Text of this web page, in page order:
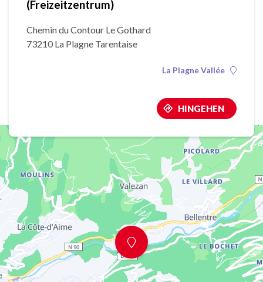
(Freizeitzentrum)
Chemin du Contour Le Gothard
73210 La Plagne Tarentaise
La Plagne Vallée
HINGEHEN